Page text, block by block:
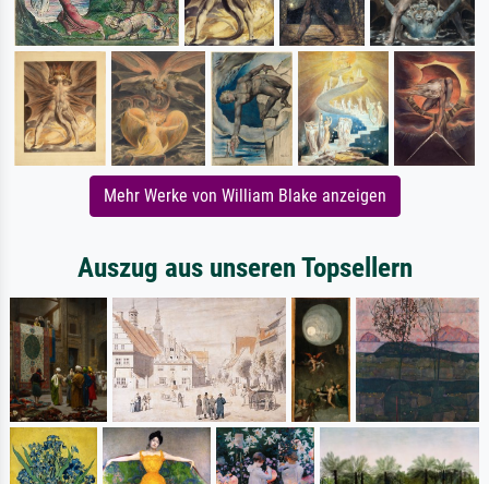
Mehr Werke von William Blake anzeigen
Auszug aus unseren Topsellern